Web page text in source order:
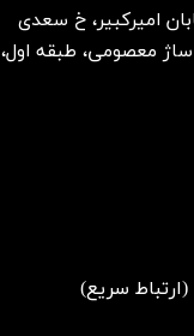
امیرکبیر، خ سعدی
معصومی، طبقه اول،
(ارتباط سریع)